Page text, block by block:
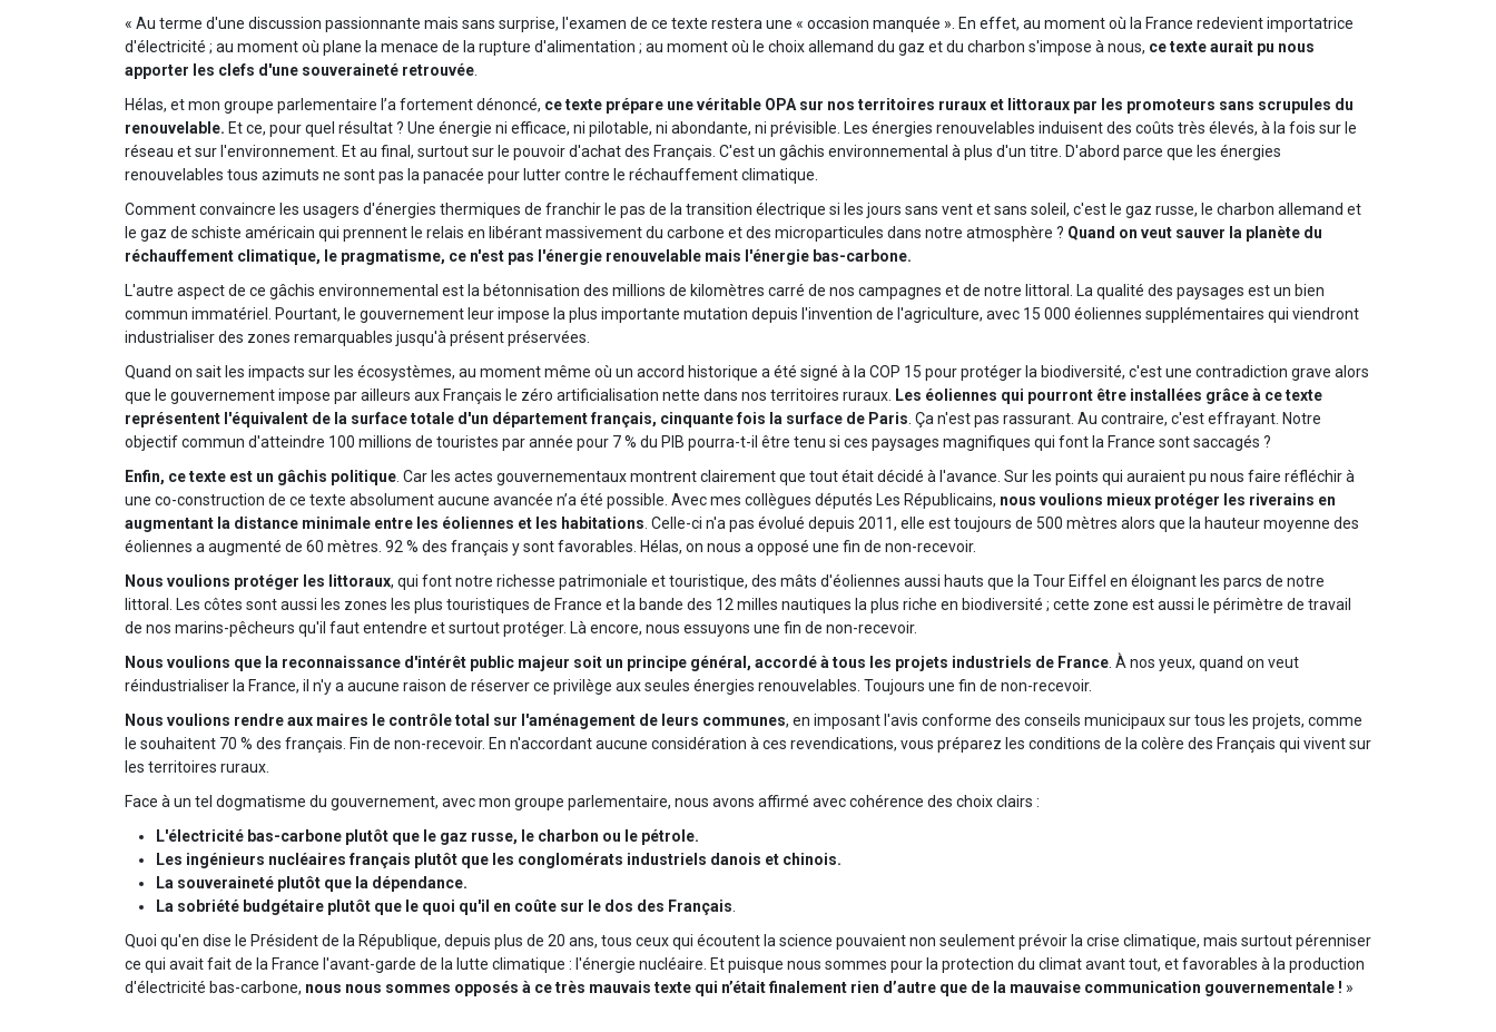
« Au terme d'une discussion passionnante mais sans surprise, l'examen de ce texte restera une « occasion manquée ». En effet, au moment où la France redevient importatrice
d'électricité ; au moment où plane la menace de la rupture d'alimentation ; au moment où le choix allemand du gaz et du charbon s'impose à nous, ce texte aurait pu nous
apporter les clefs d'une souveraineté retrouvée
Hélas, et mon groupe parlementaire l’a fortement dénoncé, ce texte prépare une véritable OPA sur nos territoires ruraux et littoraux par les promoteurs sans scrupules du
renouvelable. Et ce, pour quel résultat ? Une énergie ni efficace, ni pilotable, ni abondante, ni prévisible. Les énergies renouvelables induisent des coûts très élevés, à la fois sur le
réseau et sur l'environnement. Et au final, surtout sur le pouvoir d'achat des Français. C'est un gâchis environnemental à plus d'un titre. D'abord parce que les énergies
renouvelables tous azimuts ne sont pas la panacée pour lutter contre le réchauffement climatique.
Comment convaincre les usagers d'énergies thermiques de franchir le pas de la transition électrique si les jours sans vent et sans soleil, c'est le gaz russe, le charbon allemand et
le gaz de schiste américain qui prennent le relais en libérant massivement du carbone et des microparticules dans notre atmosphère ? Quand on veut sauver la planète du
réchauffement climatique, le pragmatisme, ce n'est pas l'énergie renouvelable mais l'énergie bas-carbone.
L'autre aspect de ce gâchis environnemental est la bétonnisation des millions de kilomètres carré de nos campagnes et de notre littoral. La qualité des paysages est un bien
commun immatériel. Pourtant, le gouvernement leur impose la plus importante mutation depuis l'invention de l'agriculture, avec 15 000 éoliennes supplémentaires qui viendront
industrialiser des zones remarquables jusqu'à présent préservées.
Quand on sait les impacts sur les écosystèmes, au moment même où un accord historique a été signé à la COP 15 pour protéger la biodiversité, c'est une contradiction grave alors
que le gouvernement impose par ailleurs aux Français le zéro artificialisation nette dans nos territoires ruraux. Les éoliennes qui pourront être installées grâce à ce texte
représentent l'équivalent de la surface totale d'un département français, cinquante fois la surface de Paris . Ça n'est pas rassurant. Au contraire, c'est effrayant. Notre
objectif commun d'atteindre 100 millions de touristes par année pour 7 % du PIB pourra-t-il être tenu si ces paysages magnifiques qui font la France sont saccagés ?
Enfin, ce texte est un gâchis politique . Car les actes gouvernementaux montrent clairement que tout était décidé à l'avance. Sur les points qui auraient pu nous faire réfléchir à
une co-construction de ce texte absolument aucune avancée n’a été possible. Avec mes collègues députés Les Républicains, nous voulions mieux protéger les riverains en
augmentant la distance minimale entre les éoliennes et les habitations . Celle-ci n'a pas évolué depuis 2011, elle est toujours de 500 mètres alors que la hauteur moyenne des
éoliennes a augmenté de 60 mètres. 92 % des français y sont favorables. Hélas, on nous a opposé une fin de non-recevoir.
Nous voulions protéger les littoraux, qui font notre richesse patrimoniale et touristique, des mâts d'éoliennes aussi hauts que la Tour Eiffel en éloignant les parcs de notre
littoral. Les côtes sont aussi les zones les plus touristiques de France et la bande des 12 milles nautiques la plus riche en biodiversité ; cette zone est aussi le périmètre de travail
de nos marins-pêcheurs qu'il faut entendre et surtout protéger. Là encore, nous essuyons une fin de non-recevoir.
Nous voulions que la reconnaissance d'intérêt public majeur soit un principe général, accordé à tous les projets industriels de France . À nos yeux, quand on veut
réindustrialiser la France, il n'y a aucune raison de réserver ce privilège aux seules énergies renouvelables. Toujours une fin de non-recevoir.
Nous voulions rendre aux maires le contrôle total sur l'aménagement de leurs communes, en imposant l'avis conforme des conseils municipaux sur tous les projets, comme
le souhaitent 70 % des français. Fin de non-recevoir. En n'accordant aucune considération à ces revendications, vous préparez les conditions de la colère des Français qui vivent sur
les territoires ruraux.
Face à un tel dogmatisme du gouvernement, avec mon groupe parlementaire, nous avons affirmé avec cohérence des choix clairs :
L'électricité bas-carbone plutôt que le gaz russe, le charbon ou le pétrole.
Les ingénieurs nucléaires français plutôt que les conglomérats industriels danois et chinois.
La souveraineté plutôt que la dépendance.
La sobriété budgétaire plutôt que le quoi qu'il en coûte sur le dos des Français
Quoi qu'en dise le Président de la République, depuis plus de 20 ans, tous ceux qui écoutent la science pouvaient non seulement prévoir la crise climatique, mais surtout pérenniser
ce qui avait fait de la France l'avant-garde de la lutte climatique : l'énergie nucléaire. Et puisque nous sommes pour la protection du climat avant tout, et favorables à la production
d'électricité bas-carbone, nous nous sommes opposés à ce très mauvais texte qui n’était finalement rien d’autre que de la mauvaise communication gouvernementale ! »